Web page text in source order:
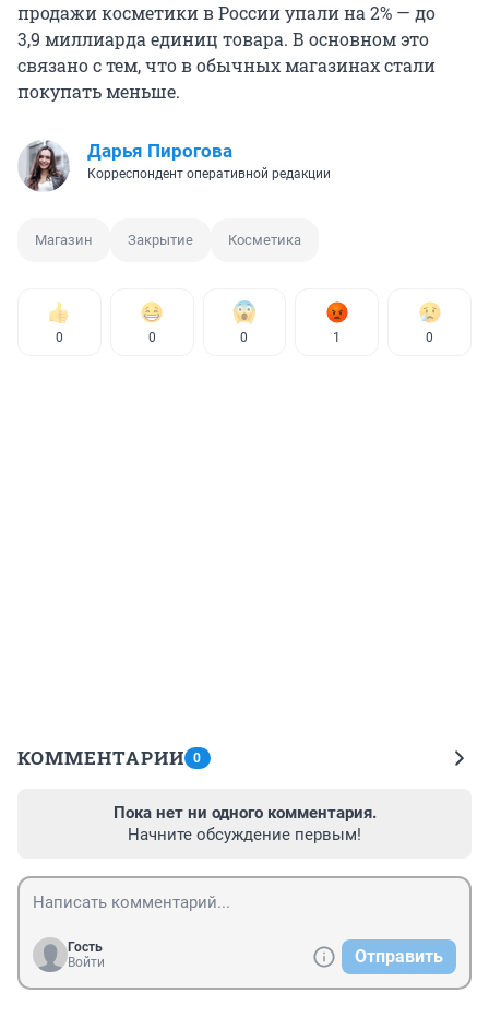
продажи косметики в России упали на 2% — до
3,9 миллиарда единиц товара. В основном это
связано с тем, что в обычных магазинах стали
покупать меньше.
Дарья Пирогова
Корреспондент оперативной редакции
Магазин Закрытие Косметика
0 0 0 1 0
КОММЕНТАРИИ 0
Пока нет ни одного комментария.
Начните обсуждение первым!
Гость
Войти
Отправить